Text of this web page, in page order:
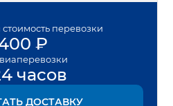
стоимость перевозки
₽
часов
ДОСТАВКУ